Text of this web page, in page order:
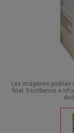
Las imágenes
final. Escríbenos a